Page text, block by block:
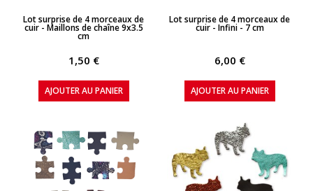
APERÇU RAPIDE
Lot surprise de 4 morceaux de
cuir - Maillons de chaîne 9x3.5
cm
1,50 €
AJOUTER AU PANIER
APERÇU RAPIDE
Lot surprise de 4 morceaux de
cuir - Infini - 7 cm
6,00 €
AJOUTER AU PANIER